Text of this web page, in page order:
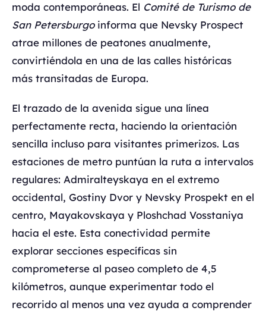
moda contemporáneas. El Comité de Turismo de
San Petersburgoinforma que Nevsky Prospect
atrae millones de peatones anualmente,
convirtiéndola en una de las calles históricas
más transitadas de Europa.
El trazado de la avenida sigue una línea
perfectamente recta, haciendo la orientación
sencilla incluso para visitantes primerizos. Las
estaciones de metro puntúan la ruta a intervalos
regulares: Admiralteyskaya en el extremo
occidental, Gostiny Dvor y Nevsky Prospekt en el
centro, Mayakovskaya y Ploshchad Vosstaniya
hacia el este. Esta conectividad permite
explorar secciones específicas sin
comprometerse al paseo completo de 4,5
kilómetros, aunque experimentar todo el
recorrido al menos una vez ayuda a comprender